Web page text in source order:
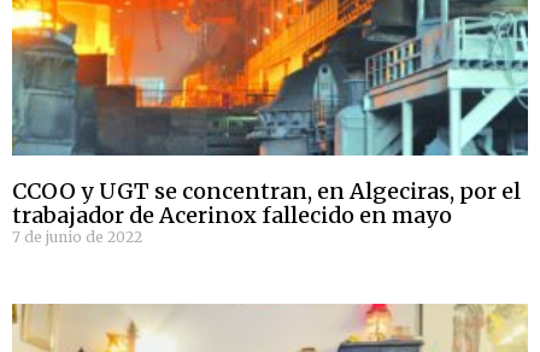
CCOO y UGT se concentran, en Algeciras, por el
trabajador de Acerinox fallecido en mayo
7 de junio de 2022